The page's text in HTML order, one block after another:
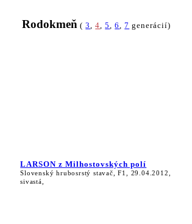
Rodokmeň (3,4,5,6,7 generácií)
LARSON z Milhostovských polí
Slovenský hrubosrstý stavač, F1, 29.04.2012,
sivastá,